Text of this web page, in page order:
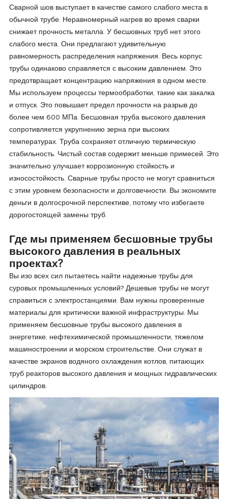
Сварной шов выступает в качестве самого слабого места в
обычной трубе. Неравномерный нагрев во время сварки
снижает прочность металла. У бесшовных труб нет этого
слабого места. Они предлагают удивительную
равномерность распределения напряжения. Весь корпус
трубы одинаково справляется с высоким давлением. Это
предотвращает концентрацию напряжения в одном месте.
Мы используем процессы термообработки, такие как закалка
и отпуск. Это повышает предел прочности на разрыв до
более чем 600 МПа. Бесшовная труба высокого давления
сопротивляется укрупнению зерна при высоких
температурах. Труба сохраняет отличную термическую
стабильность. Чистый состав содержит меньше примесей. Это
значительно улучшает коррозионную стойкость и
износостойкость. Сварные трубы просто не могут сравниться
с этим уровнем безопасности и долговечности. Вы экономите
деньги в долгосрочной перспективе, потому что избегаете
дорогостоящей замены труб.
Где мы применяем бесшовные трубы
высокого давления в реальных
проектах?
Вы изо всех сил пытаетесь найти надежные трубы для
суровых промышленных условий? Дешевые трубы не могут
справиться с электростанциями. Вам нужны проверенные
материалы для критически важной инфраструктуры. Мы
применяем бесшовные трубы высокого давления в
энергетике, нефтехимической промышленности, тяжелом
машиностроении и морском строительстве. Они служат в
качестве экранов водяного охлаждения котлов, питающих
труб реакторов высокого давления и мощных гидравлических
цилиндров.